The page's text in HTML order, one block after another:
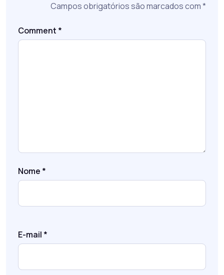
Campos obrigatórios são marcados com*
Comment *
Nome *
E-mail *